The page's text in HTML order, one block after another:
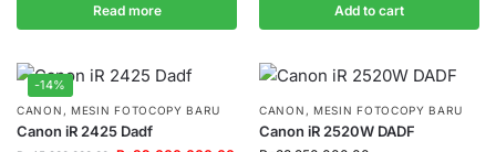
Read more Add to cart
-14%
CANON , MESIN FOTOCOPY BARU
Canon iR 2425 Dadf
CANON , MESIN FOTOCOPY BARU
Canon iR 2520W DADF